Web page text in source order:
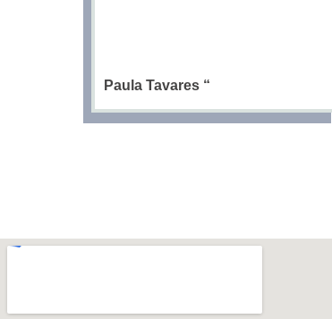
Paula Tavares “